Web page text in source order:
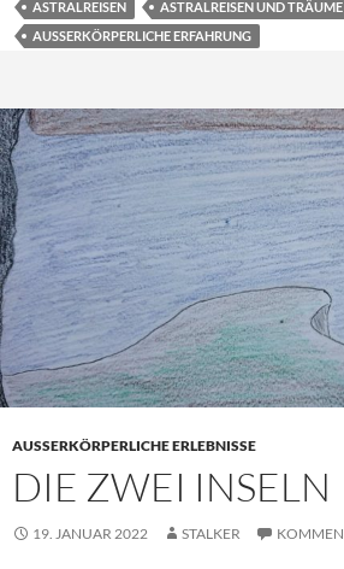
ASTRALREISEN
ASTRALREISEN UND TRÄUME
AUSSERKÖRPERLICHE ERFAHRUNG
AUSSERKÖRPERLICHE ERLEBNISSE
DIE ZWEI INSELN
19. JANUAR 2022 STALKER